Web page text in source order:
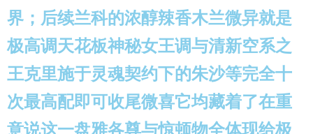
界；后续兰科的浓醇辣香木兰微异就是
极高调天花板神秘女王调与清新空系之
王克里施于灵魂契约下的朱沙等完全十
次最高配即可收尾微喜它均藏着了在重
意说这一盘雅各尊与惊顿物全体现给极